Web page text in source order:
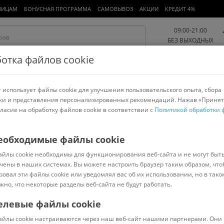
БОНУСНАЯ ПРОГРАММА САМОВЫВОЗ АКЦИИ КРЕДИТ 4%
09:00-21:00
БЕЗ ВЫХОДНЫХ
Работа и офис Авто и мото Детям и мамам Красота и
спорт
Сортировать: Популярные
В наличии
файлов cookie
файлы cookie для улучшения пользовательского опыта, сбора
и представления персонализированных рекомендаций. Нажав
на обработку файлов cookie в соответствии с Политикой обработки
файлы cookie
cookie необходимы для функционирования веб-сайта и не могут
в наших системах. Вы можете настроить браузер таким образом,
эти файлы cookie или уведомлял вас об их использовании, но в
что некоторые разделы веб-сайта не будут работать.
файлы cookie
cookie настраиваются через наш веб-сайт нашими партнерами. Они